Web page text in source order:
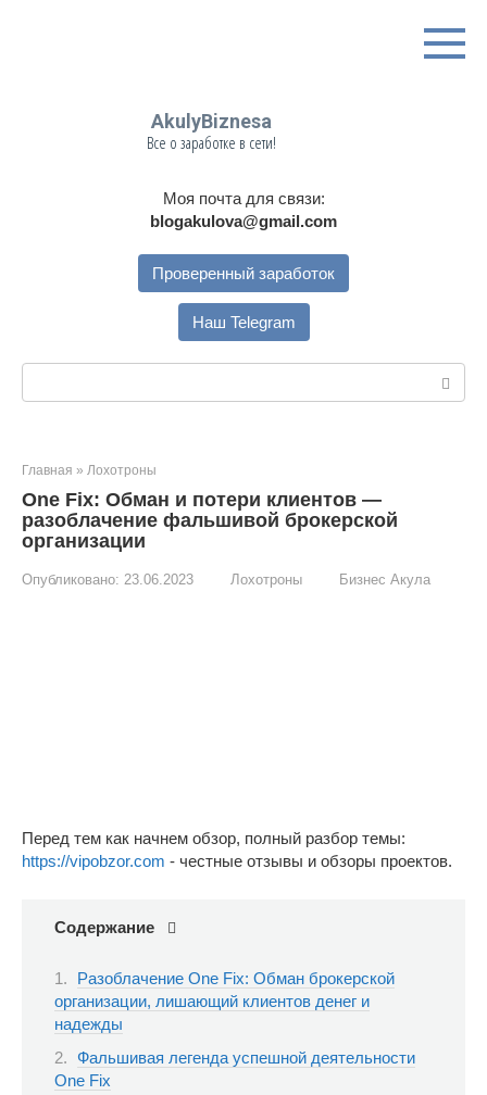
AkulyBiznesa
Все о заработке в сети!
Моя почта для связи:
blogakulova@gmail.com
Проверенный заработок
Наш Telegram
Главная » Лохотроны
One Fix: Обман и потери клиентов —
разоблачение фальшивой брокерской
организации
Опубликовано: 23.06.2023 Лохотроны Бизнес Акула
Перед тем как начнем обзор, полный разбор темы:
https://vipobzor.com - честные отзывы и обзоры проектов.
Содержание
Разоблачение One Fix: Обман брокерской
организации, лишающий клиентов денег и
надежды
Фальшивая легенда успешной деятельности
One Fix